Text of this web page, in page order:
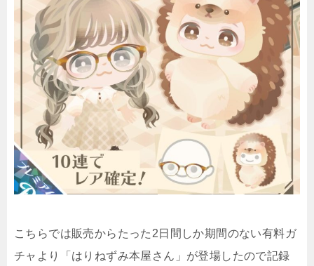
こちらでは販売からたった2日間しか期間のない有料ガ
チャより「はりねずみ本屋さん」が登場したので記録